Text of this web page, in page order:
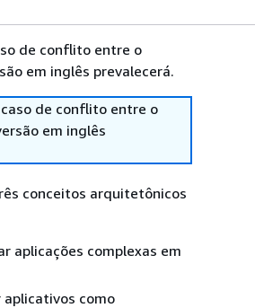
de conflito entre o
em inglês prevalecerá.
de conflito entre o
em inglês
conceitos arquitetônicos
aplicações complexas em
aplicativos como